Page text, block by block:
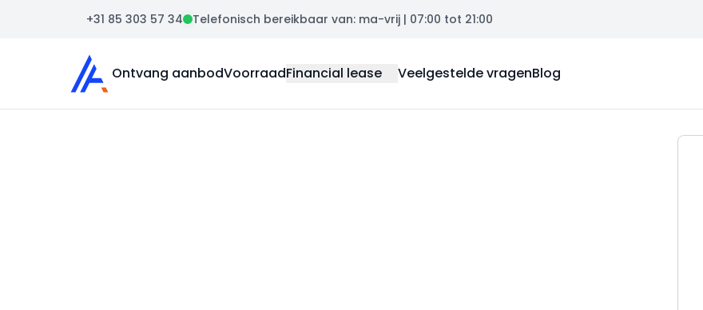
+31 85 303 57 34 Telefonisch bereikbaar van: ma-vrij | 07:00 tot 21:00
Auto Atlas
Ontvang aanbodVoorraadFinancial lease Veelgestelde vragenBlog